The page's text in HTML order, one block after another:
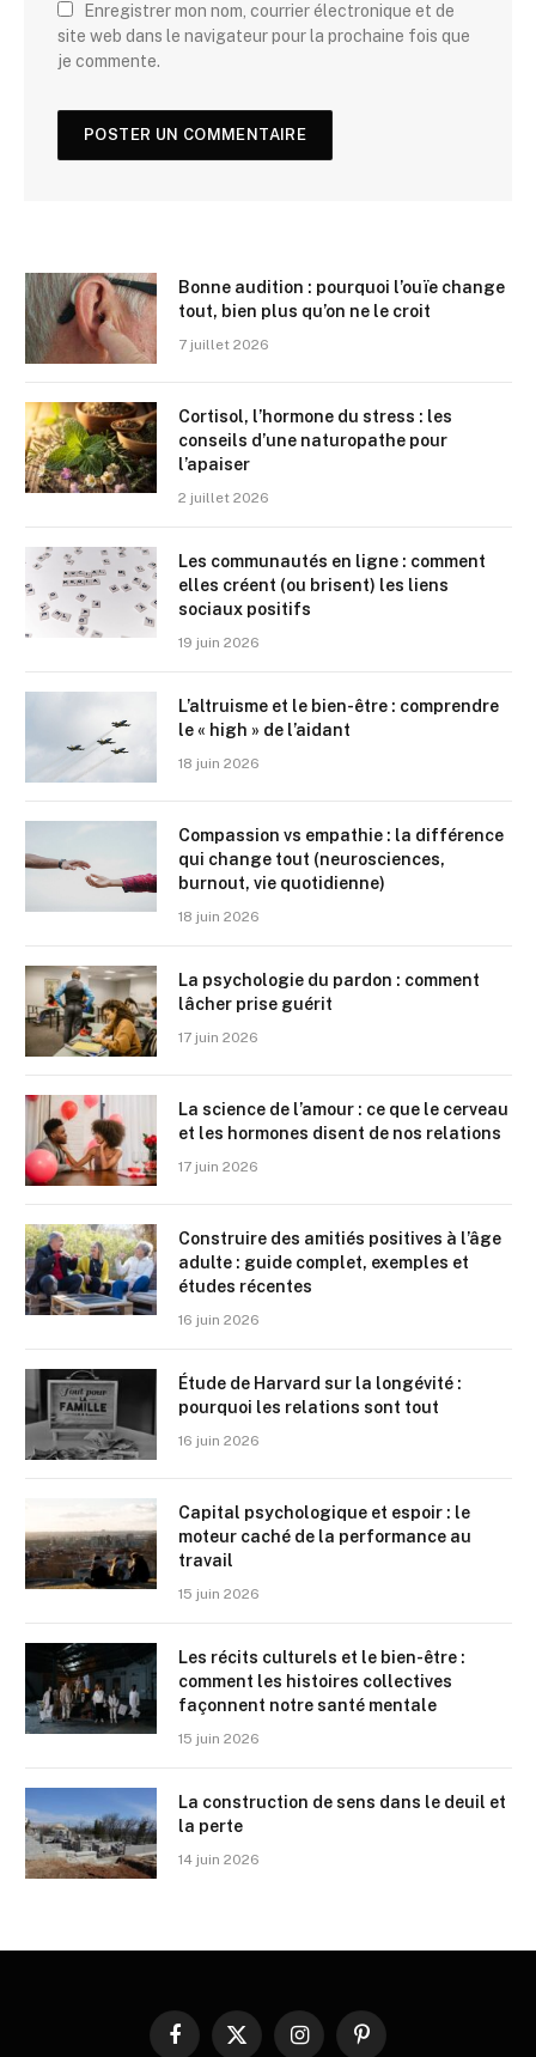
Enregistrer mon nom, courrier électronique et de
site web dans le navigateur pour la prochaine fois que
je commente.
Bonne audition : pourquoi l’ouïe change
tout, bien plus qu’on ne le croit
7 juillet 2026
Cortisol, l’hormone du stress : les
conseils d’une naturopathe pour
l’apaiser
2 juillet 2026
Les communautés en ligne : comment
elles créent (ou brisent) les liens
sociaux positifs
19 juin 2026
L’altruisme et le bien-être : comprendre
le « high » de l’aidant
18 juin 2026
Compassion vs empathie : la différence
qui change tout (neurosciences,
burnout, vie quotidienne)
18 juin 2026
La psychologie du pardon : comment
lâcher prise guérit
17 juin 2026
La science de l’amour : ce que le cerveau
et les hormones disent de nos relations
17 juin 2026
Construire des amitiés positives à l’âge
adulte : guide complet, exemples et
études récentes
16 juin 2026
Étude de Harvard sur la longévité :
pourquoi les relations sont tout
16 juin 2026
Capital psychologique et espoir : le
moteur caché de la performance au
travail
15 juin 2026
Les récits culturels et le bien-être :
comment les histoires collectives
façonnent notre santé mentale
15 juin 2026
La construction de sens dans le deuil et
la perte
14 juin 2026
Facebook
X InstagramPinterest